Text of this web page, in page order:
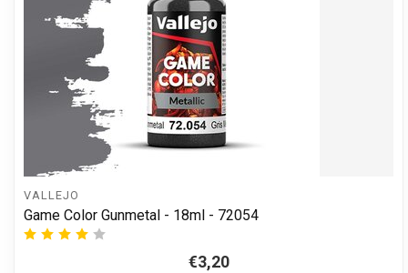
VALLEJO
Game Color Gunmetal - 18ml - 72054
€3,20